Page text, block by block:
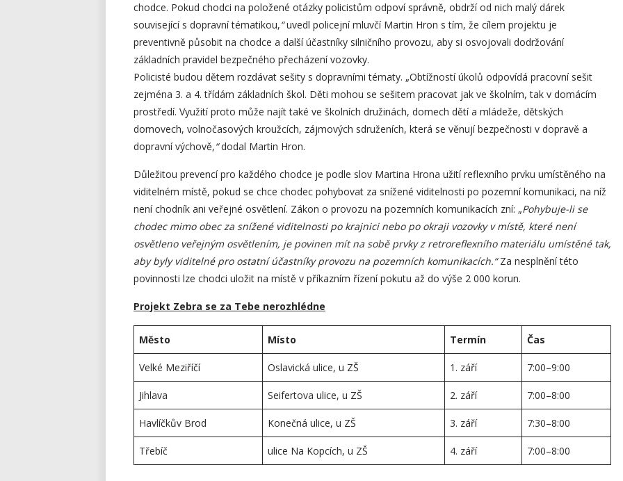
chodce. Pokud chodci na položené otázky policistům odpoví správně, obdrží od nich malý dárek
související s dopravní tématikou,“uvedl policejní mluvčí Martin Hron s tím, že cílem projektu je
preventivně působit na chodce a další účastníky silničního provozu, aby si osvojovali dodržování
základních pravidel bezpečného přecházení vozovky.
Policisté budou dětem rozdávat sešity s dopravními tématy. „Obtížností úkolů odpovídá pracovní sešit
zejména 3. a 4. třídám základních škol. Děti mohou se sešitem pracovat jak ve školním, tak v domácím
prostředí. Využití proto může najít také ve školních družinách, domech dětí a mládeže, dětských
domovech, volnočasových kroužcích, zájmových sdruženích, která se věnují bezpečnosti v dopravě a
dopravní výchově,“dodal Martin Hron.
Důležitou prevencí pro každého chodce je podle slov Martina Hrona užití reflexního prvku umístěného na
viditelném místě, pokud se chce chodec pohybovat za snížené viditelnosti po pozemní komunikaci, na níž
není chodník ani veřejné osvětlení. Zákon o provozu na pozemních komunikacích zní: „Pohybuje-li se
chodec mimo obec za snížené viditelnosti po krajnici nebo po okraji vozovky v místě, které není
osvětleno veřejným osvětlením, je povinen mít na sobě prvky z retroreflexního materiálu umístěné tak,
aby byly viditelné pro ostatní účastníky provozu na pozemních komunikacích.“Za nesplnění této
povinnosti lze chodci uložit na místě v příkazním řízení pokutu až do výše 2 000 korun.
Projekt Zebra se za Tebe nerozhlédne
Město Místo Termín Čas
Velké Meziříčí Oslavická ulice, u ZŠ 1. září 7:00–9:00
Jihlava Seifertova ulice, u ZŠ 2. září 7:00–8:00
Havlíčkův Brod Konečná ulice, u ZŠ 3. září 7:30–8:00
Třebíč ulice Na Kopcích, u ZŠ 4. září 7:00–8:00